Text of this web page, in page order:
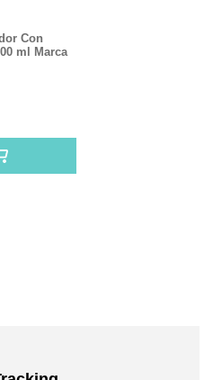
Con
ml Marca